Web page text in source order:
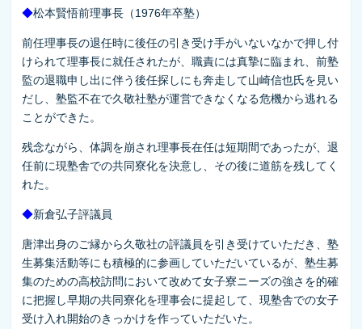
◆松本賢悟前理事長（1976年卒塾）
前任理事長の退任時に後任の引き受け手がいないなかで押し付
けられて理事長に就任されたが、職責には真摯に臨まれ、前塾
監の退職申し出に伴う後任探しにも奔走して山崎信也氏を見い
だし、塾監不在で久敬社塾が運営できなくなる危機から逃れる
ことができた。
残念ながら、体調を崩され理事長在任は短期間であったが、退
任前に現塾舎での共同寮化を決意し、その後に道筋を残してく
れた。
◆新倉弘子評議員
唐津出身のご縁から久敬社の評議員を引き受けていただき、塾
生募集活動等にも積極的に参画していただいているが、塾生募
集のための高校訪問において改めて女子寮ニーズの強さを的確
に把握し早期の共同寮化を理事会に提起して、現塾舎での女子
受け入れ開始のきっかけを作っていただいた。